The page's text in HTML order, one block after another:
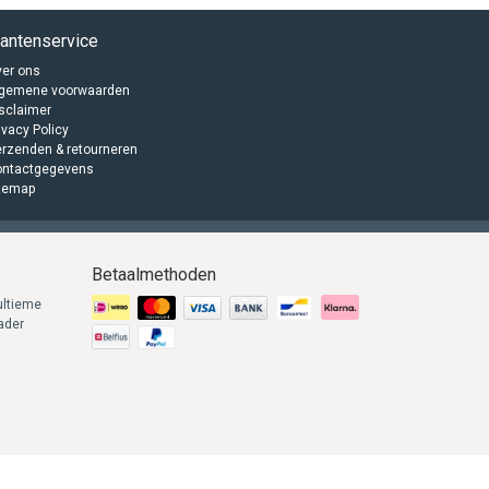
ons
voorwaarden
Policy
& retourneren
Betaalmethoden